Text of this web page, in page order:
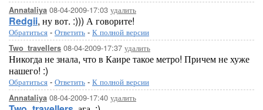
Annataliya 08-04-2009-17:03 удалить
Redgii, ну вот. :))) А говорите!
Обратиться - Ответить - К полной версии
Two_travellers 08-04-2009-17:37 удалить
Никогда не знала, что в Каире такое метро! Причем не хуже
нашего! :)
Обратиться - Ответить - К полной версии
Annataliya 08-04-2009-17:40 удалить